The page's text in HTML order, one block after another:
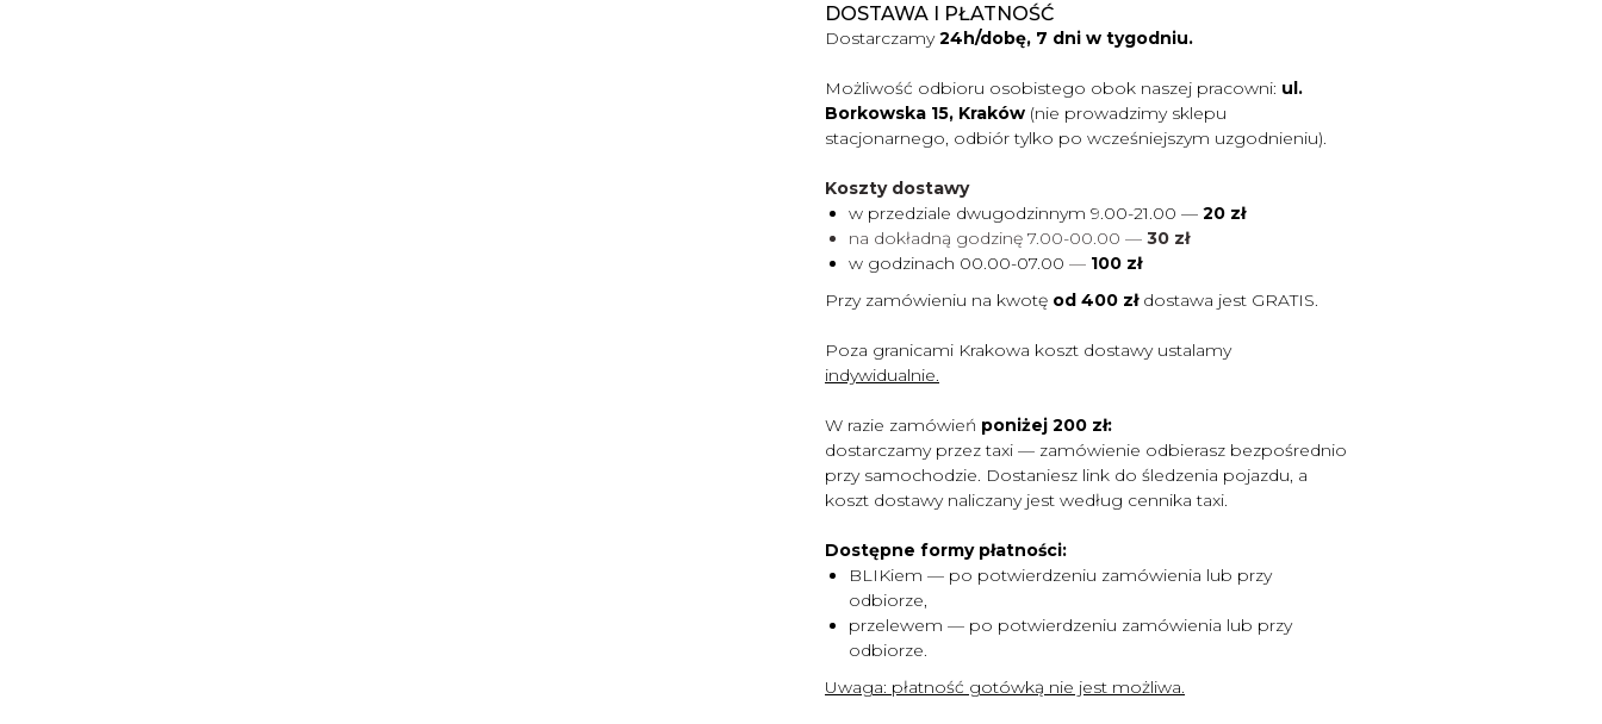
DOSTAWA I PŁATNOŚĆ
Dostarczamy24h/dobę, 7 dni w tygodniu.
Możliwość odbioru osobistego obok naszej pracowni: ul.
Borkowska 15, Kraków (nie prowadzimy sklepu
stacjonarnego, odbiór tylko po wcześniejszym uzgodnieniu).
Koszty dostawy
w przedziale dwugodzinnym 9.00-21.00 — 20 zł
na dokładną godzinę 7.00-00.00 — 30 zł
w godzinach 00.00-07.00 — 100 zł
Przy zamówieniu na kwotę od 400 zł dostawa jest GRATIS.
Poza granicami Krakowa koszt dostawy ustalamy
indywidualnie.
W razie zamówień poniżej 200 zł:
dostarczamy przez taxi — zamówienie odbierasz bezpośrednio
przy samochodzie. Dostaniesz link do śledzenia pojazdu, a
koszt dostawy naliczany jest według cennika taxi.
Dostępne formy płatności:
BLIKiem — po potwierdzeniu zamówienia lub przy
odbiorze,
przelewem — po potwierdzeniu zamówienia lub przy
odbiorze.
Uwaga: płatność gotówką nie jest możliwa.